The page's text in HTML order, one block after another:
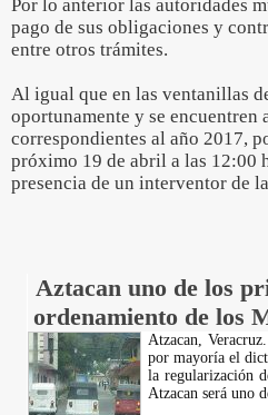
Por lo anterior las autoridades
pago de sus obligaciones y
entre otros trámites.
Al igual que en las ventanillas
oportunamente y se
correspondientes al año 2017,
próximo 19 de abril a las 12:00
presencia de un interventor de
Aztacan uno de los
ordenamiento de los
Atzacan,
por mayoría el
la regularización
Atzacan será uno